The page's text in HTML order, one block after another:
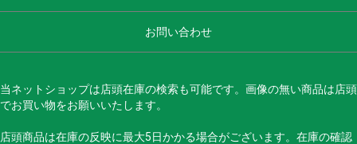
お問い合わせ
当ネットショップは店頭在庫の検索も可能です。画像の無い商品は店頭
でお買い物をお願いいたします。
店頭商品は在庫の反映に最大5日かかる場合がございます。在庫の確認